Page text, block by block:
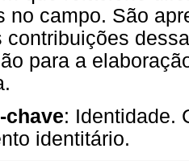
no campo. São
contribuições
para a
chave: Identidade.
identitário.